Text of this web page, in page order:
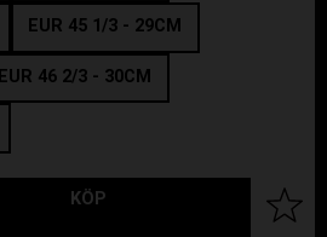
EUR 45 1/3 - 29CM
EUR 46 2/3 - 30CM
KÖP Lägg